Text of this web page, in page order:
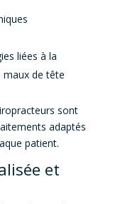
liées à la
maux de tête
sont
adaptés
patient.
et